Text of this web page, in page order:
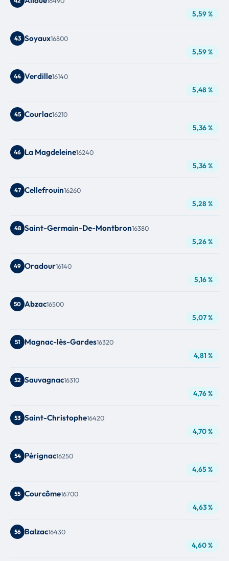
5,59 %
43 Soyaux16800
5,59 %
44 Verdille16140
5,48 %
45 Courlac16210
5,36 %
46 La Magdeleine16240
5,36 %
47 Cellefrouin16260
5,28 %
48 Saint-Germain-De-Montbron16380
5,26 %
49 Oradour16140
5,16 %
50 Abzac16500
5,07 %
51 Magnac-lès-Gardes16320
4,81 %
52 Sauvagnac16310
4,76 %
53 Saint-Christophe16420
4,70 %
54 Pérignac16250
4,65 %
55 Courcôme16700
4,63 %
56 Balzac16430
4,60 %